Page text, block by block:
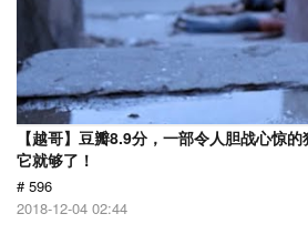
【越哥】豆瓣8.9分，一部令人胆战心惊
它就够了！
# 596
2018-12-04 02:44